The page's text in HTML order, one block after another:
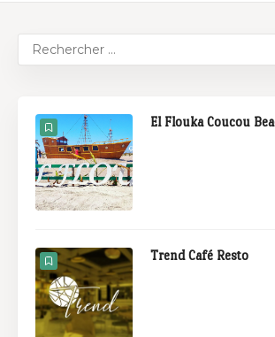
El Flouka Coucou
Trend Café Resto